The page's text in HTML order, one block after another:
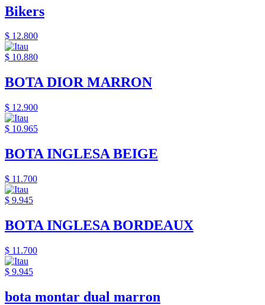
Bikers
$ 12.800
$ 10.880
BOTA DIOR MARRON
$ 12.900
$ 10.965
BOTA INGLESA BEIGE
$ 11.700
$ 9.945
BOTA INGLESA BORDEAUX
$ 11.700
$ 9.945
bota montar dual marron